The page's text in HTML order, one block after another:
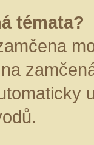
témata?